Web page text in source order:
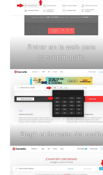
Entrar en la web para
convertir audio
Elegir el formato del audio